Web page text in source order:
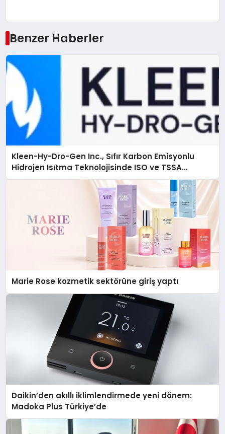
Benzer Haberler
Kleen-Hy-Dro-Gen Inc., Sıfır Karbon Emisyonlu
Hidrojen Isıtma Teknolojisinde ISO ve TSSA
Düzenleyici Onaylarını Aldı
Marie Rose kozmetik sektörüne giriş yaptı
Daikin’den akıllı iklimlendirmede yeni dönem:
Madoka Plus Türkiye’de